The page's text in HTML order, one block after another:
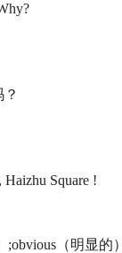
Haizhu Square !
;obvious（明显的